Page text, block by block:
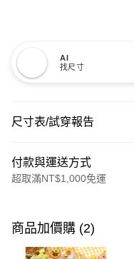
AI
找尺寸
尺寸表/試穿報告
付款與運送方式
超取滿NT$1,000免運
信用卡一次付款
購物金
商品加價購 (2)